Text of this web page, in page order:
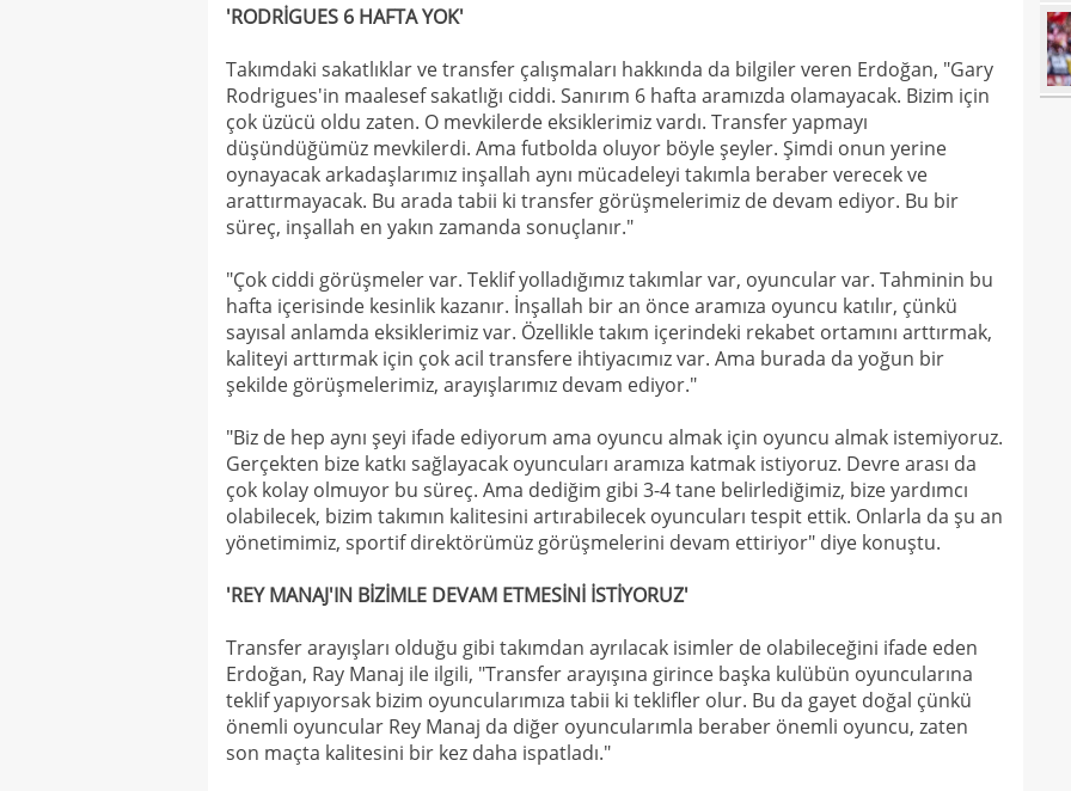
'RODRİGUES 6 HAFTA YOK'
Takımdaki sakatlıklar ve transfer çalışmaları hakkında da bilgiler veren Erdoğan, "Gary
Rodrigues'in maalesef sakatlığı ciddi. Sanırım 6 hafta aramızda olamayacak. Bizim için
çok üzücü oldu zaten. O mevkilerde eksiklerimiz vardı. Transfer yapmayı
düşündüğümüz mevkilerdi. Ama futbolda oluyor böyle şeyler. Şimdi onun yerine
oynayacak arkadaşlarımız inşallah aynı mücadeleyi takımla beraber verecek ve
arattırmayacak. Bu arada tabii ki transfer görüşmelerimiz de devam ediyor. Bu bir
süreç, inşallah en yakın zamanda sonuçlanır."
"Çok ciddi görüşmeler var. Teklif yolladığımız takımlar var, oyuncular var. Tahminin bu
hafta içerisinde kesinlik kazanır. İnşallah bir an önce aramıza oyuncu katılır, çünkü
sayısal anlamda eksiklerimiz var. Özellikle takım içerindeki rekabet ortamını arttırmak,
kaliteyi arttırmak için çok acil transfere ihtiyacımız var. Ama burada da yoğun bir
şekilde görüşmelerimiz, arayışlarımız devam ediyor."
"Biz de hep aynı şeyi ifade ediyorum ama oyuncu almak için oyuncu almak istemiyoruz.
Gerçekten bize katkı sağlayacak oyuncuları aramıza katmak istiyoruz. Devre arası da
çok kolay olmuyor bu süreç. Ama dediğim gibi 3-4 tane belirlediğimiz, bize yardımcı
olabilecek, bizim takımın kalitesini artırabilecek oyuncuları tespit ettik. Onlarla da şu an
yönetimimiz, sportif direktörümüz görüşmelerini devam ettiriyor" diye konuştu.
'REY MANAJ'IN BİZİMLE DEVAM ETMESİNİ İSTİYORUZ'
Transfer arayışları olduğu gibi takımdan ayrılacak isimler de olabileceğini ifade eden
Erdoğan, Ray Manaj ile ilgili, "Transfer arayışına girince başka kulübün oyuncularına
teklif yapıyorsak bizim oyuncularımıza tabii ki teklifler olur. Bu da gayet doğal çünkü
önemli oyuncular Rey Manaj da diğer oyuncularımla beraber önemli oyuncu, zaten
son maçta kalitesini bir kez daha ispatladı."
ret!